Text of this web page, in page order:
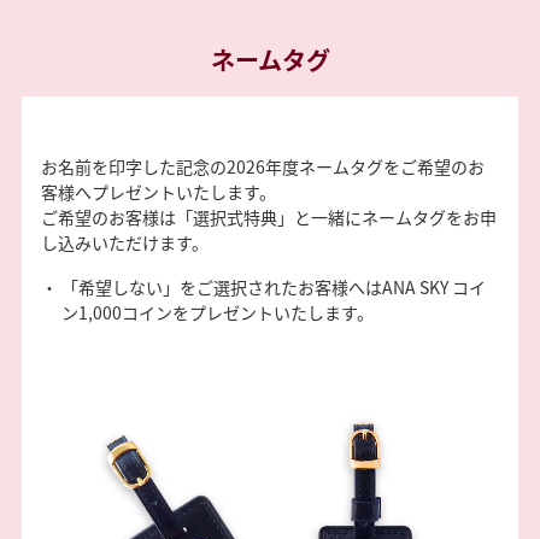
ネームタグ
お名前を印字した記念の2026年度ネームタグをご希望のお
客様へプレゼントいたします。
ご希望のお客様は「選択式特典」と一緒にネームタグをお申
し込みいただけます。
「希望しない」をご選択されたお客様へはANA SKY コイ
ン1,000コインをプレゼントいたします。